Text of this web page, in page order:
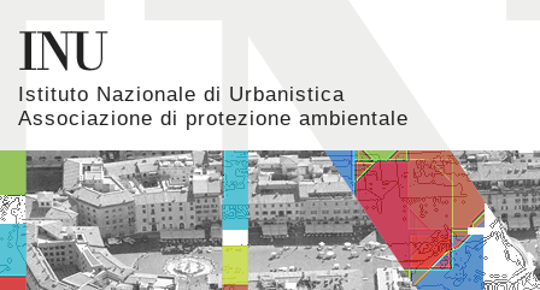
Istituto Nazionale di Urbanistica
Associazione di protezione ambientale